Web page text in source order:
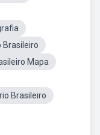
Brasileiro
Mapa
Brasileiro